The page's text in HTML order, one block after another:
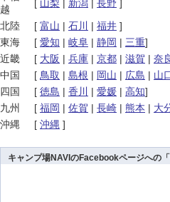
越
[ 山梨 | 新潟 | 長野 ]
北陸
[ 富山 | 石川 | 福井 ]
東海
[ 愛知 | 岐阜 | 静岡 | 三重]
近畿
[ 大阪 | 兵庫 | 京都 | 滋賀 | 奈
中国
[ 鳥取 | 島根 | 岡山 | 広島 | 山
四国
[ 徳島 | 香川 | 愛媛 | 高知]
九州
[ 福岡 | 佐賀 | 長崎 | 熊本 | 大
沖縄
[ 沖縄 ]
キャンプ場NAVIのFacebookページへの